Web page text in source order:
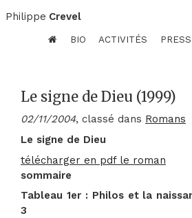
Philippe Crevel
BIO ACTIVITÉS
Le signe de Dieu (1999)
02/11/2004, classé dans Romans
Le signe de Dieu
télécharger en pdf le roman
sommaire
Tableau 1er : Philos et la
3